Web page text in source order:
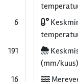
6
191
16
(mm/kuus)